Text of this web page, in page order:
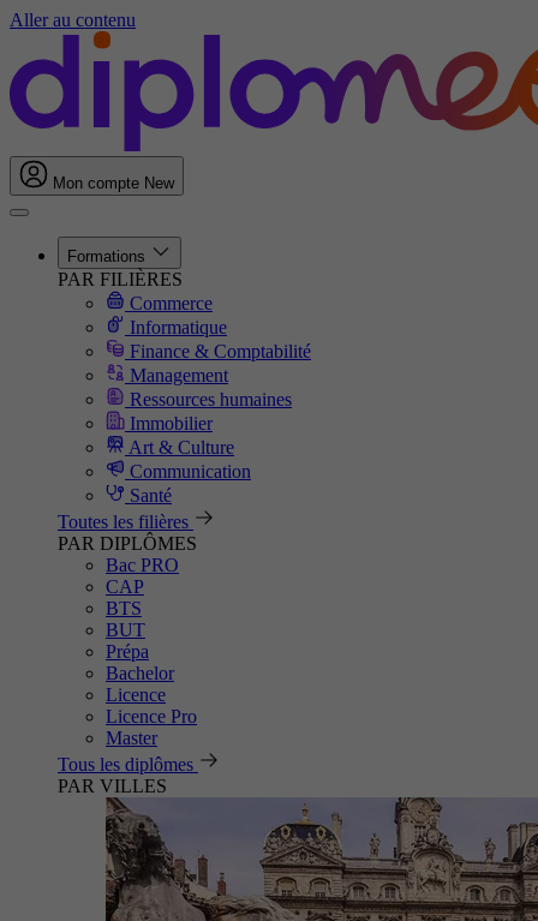
Aller au contenu
Mon compte New
Formations
PAR FILIÈRES
Commerce
Informatique
Finance & Comptabilité
Management
Ressources humaines
Immobilier
Art & Culture
Communication
Santé
Toutes les filières
PAR DIPLÔMES
Bac PRO
CAP
BTS
BUT
Prépa
Bachelor
Licence
Licence Pro
Master
Tous les diplômes
PAR VILLES